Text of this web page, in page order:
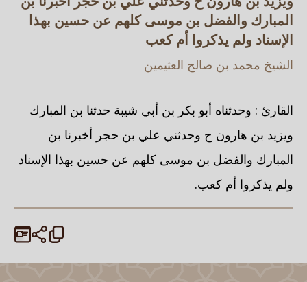
المبارك والفضل بن موسى كلهم عن حسين بهذا
الإسناد ولم يذكروا أم كعب
الشيخ محمد بن صالح العثيمين
القارئ : وحدثناه أبو بكر بن أبي شيبة حدثنا بن المبارك
ويزيد بن هارون ح وحدثني علي بن حجر أخبرنا بن
المبارك والفضل بن موسى كلهم عن حسين بهذا الإسناد
ولم يذكروا أم كعب.